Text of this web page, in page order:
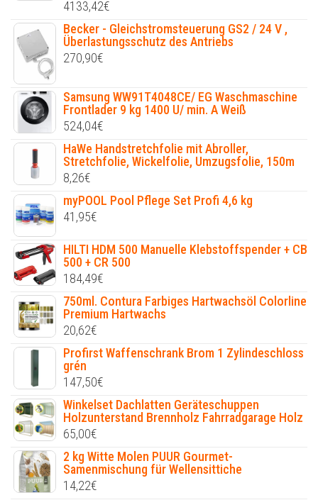
4133,42€
Becker - Gleichstromsteuerung GS2 / 24 V ,
Überlastungsschutz des Antriebs
270,90€
Samsung WW91T4048CE/ EG Waschmaschine
Frontlader 9 kg 1400 U/ min. A Weiß
524,04€
HaWe Handstretchfolie mit Abroller,
Stretchfolie, Wickelfolie, Umzugsfolie, 150m
8,26€
myPOOL Pool Pflege Set Profi 4,6 kg
41,95€
HILTI HDM 500 Manuelle Klebstoffspender + CB
500 + CR 500
184,49€
750ml. Contura Farbiges Hartwachsöl Colorline
Premium Hartwachs
20,62€
Profirst Waffenschrank Brom 1 Zylindeschloss
grén
147,50€
Winkelset Dachlatten Geräteschuppen
Holzunterstand Brennholz Fahrradgarage Holz
65,00€
2 kg Witte Molen PUUR Gourmet-
Samenmischung für Wellensittiche
14,22€